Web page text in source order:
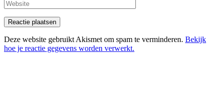
Deze website gebruikt Akismet om spam te verminderen. Bekijk
hoe je reactie gegevens worden verwerkt.